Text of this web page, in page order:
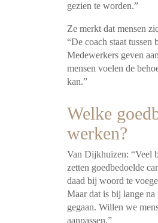
gezien te worden.”
Ze merkt dat mensen
“De coach staat
Medewerkers geven
mensen voelen de
kan.”
Welke
werken?
Van Dijkhuizen: “Veel
zetten goedbedoelde
daad bij woord te
Maar dat is bij lange
gegaan. Willen we
aanpassen.”